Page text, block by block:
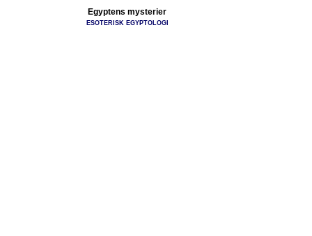
Egyptens mysterier
ESOTERISK EGYPTOLOGI